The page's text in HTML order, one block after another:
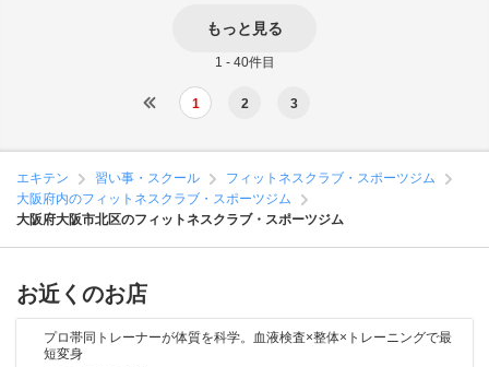
もっと見る
1 - 40件目
1 2 3
エキテン 習い事・スクール
フィットネスクラブ・スポーツジム
大阪府内のフィットネスクラブ・スポーツジム
大阪府大阪市北区のフィットネスクラブ・スポーツジム
お近くのお店
プロ帯同トレーナーが体質を科学。血液検査×整体×トレーニングで最
短変身